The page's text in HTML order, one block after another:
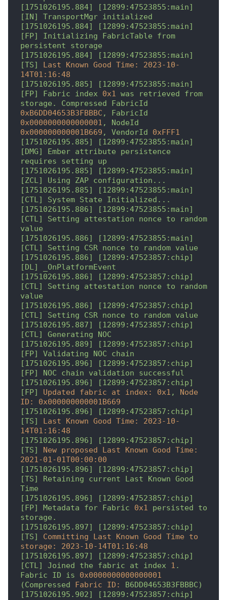
[1751026195.884]
[12899:47523855:main]
[IN]
TransportMgr
initialized
[1751026195.884]
[12899:47523855:main]
[FP]
Initializing FabricTable
from
persistent
storage
[1751026195.884]
[12899:47523855:main]
[TS]
Last Known Good Time:
2023-10-
14T01:16:48
[1751026195.885]
[12899:47523855:main]
[FP]
Fabric index 0x1 was retrieved
from
storage.
Compressed
FabricId
0xB6DD04653B3FBBBC ,
FabricId
0x0000000000000001 ,
NodeId
0x000000000001B669 , VendorId
0xFFF1
[1751026195.885]
[12899:47523855:main]
[DMG]
Ember attribute
persistence
requires
setting
up
[1751026195.885]
[12899:47523855:main]
[ZCL]
Using ZAP configuration...
[1751026195.885]
[12899:47523855:main]
[CTL]
System State
Initialized...
[1751026195.886]
[12899:47523855:main]
[CTL]
Setting attestation nonce to
random
value
[1751026195.886]
[12899:47523855:main]
[CTL]
Setting CSR nonce to random value
[1751026195.886]
[12899:47523857:chip]
[DL]
_OnPlatformEvent
[1751026195.886]
[12899:47523857:chip]
[CTL]
Setting attestation nonce to
random
value
[1751026195.886]
[12899:47523857:chip]
[CTL]
Setting CSR nonce to random value
[1751026195.887]
[12899:47523857:chip]
[CTL]
Generating
NOC
[1751026195.889]
[12899:47523857:chip]
[FP]
Validating NOC
chain
[1751026195.896]
[12899:47523857:chip]
[FP]
NOC chain validation
successful
[1751026195.896]
[12899:47523857:chip]
[FP]
Updated fabric at index: 0x1 ,
Node
ID:
0x000000000001B669
[1751026195.896]
[12899:47523857:chip]
[TS]
Last Known Good Time:
2023-10-
14T01:16:48
[1751026195.896]
[12899:47523857:chip]
[TS]
New proposed Last Known Good Time:
2021-01-01T00:00:00
[1751026195.896]
[12899:47523857:chip]
[TS]
Retaining current Last Known Good
Time
[1751026195.896]
[12899:47523857:chip]
[FP]
Metadata for Fabric 0x1 persisted
to
storage.
[1751026195.897]
[12899:47523857:chip]
[TS]
Committing Last Known Good Time to
storage:
2023-10-14T01:16:48
[1751026195.897]
[12899:47523857:chip]
[CTL]
Joined the fabric at index 1 .
Fabric
ID is
0x0000000000000001
(Compressed
Fabric ID:
B6DD04653B3FBBBC)
[1751026195.902]
[12899:47523857:chip]